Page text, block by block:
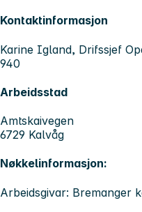
Kontaktinformasjon
Karine Igland, Drifssjef
940
Arbeidsstad
Amtskaivegen
6729 Kalvåg
Nøkkelinformasjon:
Arbeidsgivar: Bremanger